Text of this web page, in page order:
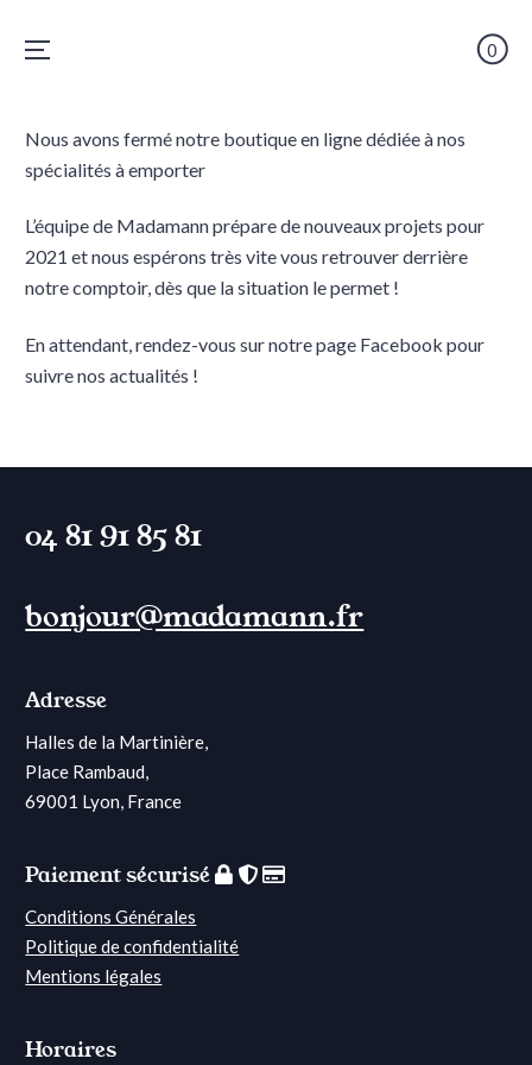
content
Menu
0
Nous avons fermé notre boutique en ligne dédiée à nos
spécialités à emporter
L’équipe de Madamann prépare de nouveaux projets pour
2021 et nous espérons très vite vous retrouver derrière
notre comptoir, dès que la situation le permet !
En attendant, rendez-vous sur notre page Facebook pour
suivre nos actualités !
04 81 91 85 81
bonjour@madamann.fr
Adresse
Halles de la Martinière,
Place Rambaud,
69001 Lyon, France
Paiement sécurisé
Conditions Générales
Politique de confidentialité
Mentions légales
Horaires